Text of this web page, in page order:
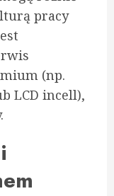
pracy
(np.
LCD incell),